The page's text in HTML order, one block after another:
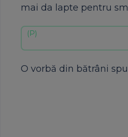
mai da lapte pentru
O vorbă din bătrâni